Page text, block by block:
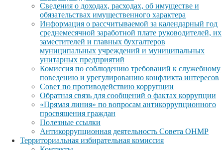
Сведения о доходах, расходах, об имуществе и
обязательствах имущественного характера
Информация о рассчитываемой за календарный год
среднемесячной заработной плате руководителей, их
заместителей и главных бухгалтеров
муниципальных учреждений и муниципальных
унитарных предприятий
Комиссия по соблюдению требований к служебному
поведению и урегулированию конфликта интересов
Совет по противодействию коррупции
Обратная связь для сообщений о фактах коррупции
«Прямая линия» по вопросам антикоррупционного
просвящения граждан
Полезные ссылки
Антикоррупционная деятельность Совета ОНМР
Территориальная избирательная комиссия